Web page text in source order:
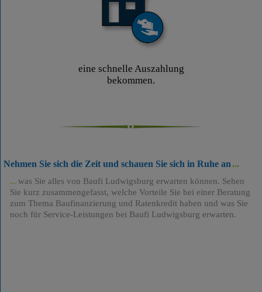
eine schnelle Auszahlung
bekommen.
Nehmen Sie sich die Zeit und schauen Sie sich in Ruhe an
was Sie alles von Baufi Ludwigsburg erwarten können. Sehen
Sie kurz zusammengefasst, welche Vorteile Sie bei einer Beratung
zum Thema Baufinanzierung und Ratenkredit haben und was Sie
noch für Service-Leistungen bei Baufi Ludwigsburg erwarten.